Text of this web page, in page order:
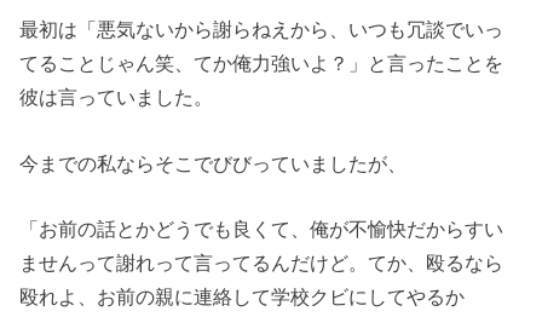
最初は「悪気ないから謝らねえから、いつも冗談でいっ
てることじゃん笑、てか俺力強いよ？」と言ったことを
彼は言っていました。
今までの私ならそこでびびっていましたが、
「お前の話とかどうでも良くて、俺が不愉快だからすい
ませんって謝れって言ってるんだけど。てか、殴るなら
殴れよ、お前の親に連絡して学校クビにしてやるか